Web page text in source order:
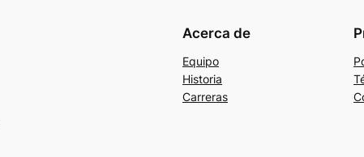
Acerca de
Equipo
Historia
Carreras